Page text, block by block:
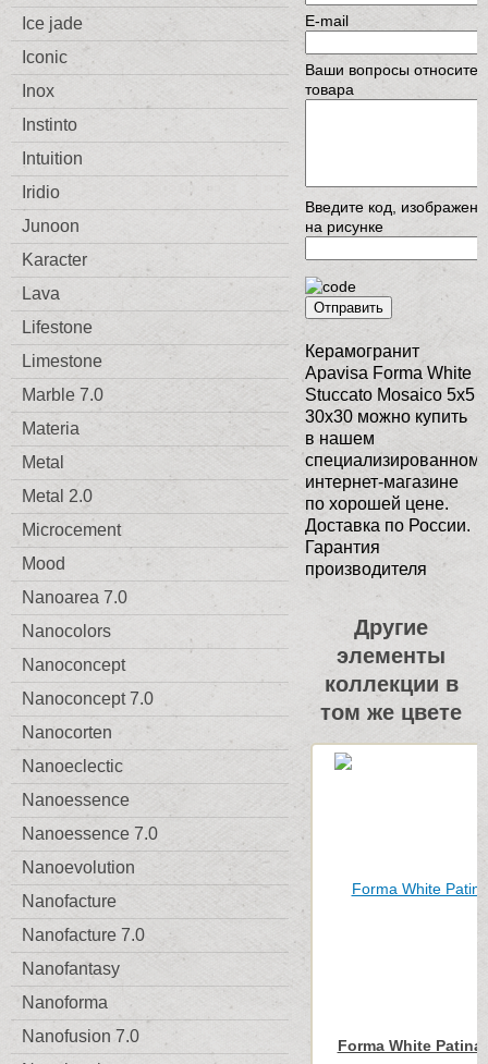
Ice jade
Iconic
Inox
Instinto
Intuition
Iridio
Junoon
Karacter
Lava
Lifestone
Limestone
Marble 7.0
Materia
Metal
Metal 2.0
Microcement
Mood
Nanoarea 7.0
Nanocolors
Nanoconcept
Nanoconcept 7.0
Nanocorten
Nanoeclectic
Nanoessence
Nanoessence 7.0
Nanoevolution
Nanofacture
Nanofacture 7.0
Nanofantasy
Nanoforma
Nanofusion 7.0
E-mail
Ваши вопросы
товара
Введите код,
на рисунке
Отправить
Керамогранит
Apavisa Forma White
Stuccato Mosaico 5x5
30x30 можно купить
в нашем
специализированном
интернет-магазине
по хорошей цене.
Доставка по России.
Гарантия
производителя
Другие
элементы
коллекции в
том же цвете
Forma White